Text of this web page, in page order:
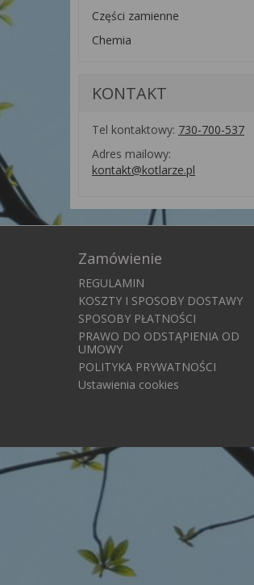
Części zamienne
Chemia
KONTAKT
Tel kontaktowy: 730-700-537
Adres mailowy:
kontakt@kotlarze.pl
Zamówienie
REGULAMIN
KOSZTY I SPOSOBY DOSTAWY
SPOSOBY PŁATNOŚCI
PRAWO DO ODSTĄPIENIA OD
UMOWY
POLITYKA PRYWATNOŚCI
Ustawienia cookies